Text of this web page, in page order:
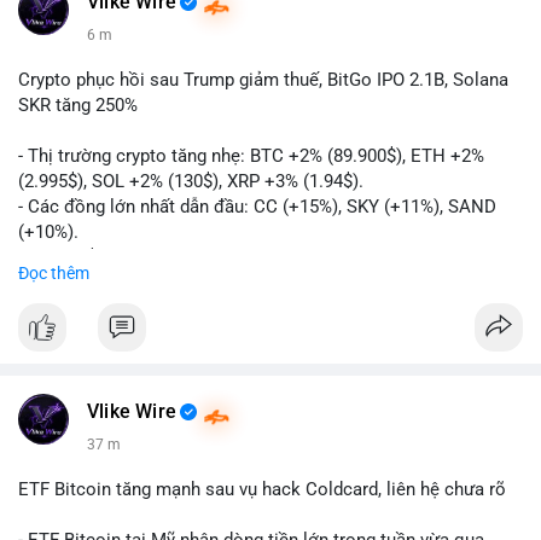
6 m
Crypto phục hồi sau Trump giảm thuế, BitGo IPO 2.1B, Solana
SKR tăng 250%
- Thị trường crypto tăng nhẹ: BTC +2% (89.900$), ETH +2%
(2.995$), SOL +2% (130$), XRP +3% (1.94$).
- Các đồng lớn nhất dẫn đầu: CC (+15%), SKY (+11%), SAND
(+10%).
hủy bỏ lệnh thuế EU.
và phân quyền Ethereum.
có sự đồng thuận hai đảng.
- Newrez xem xét Bitcoin và Ethereum trong việc xác định đủ
động.
Đọc thêm
Vlike Wire
37 m
ETF Bitcoin tăng mạnh sau vụ hack Coldcard, liên hệ chưa rõ